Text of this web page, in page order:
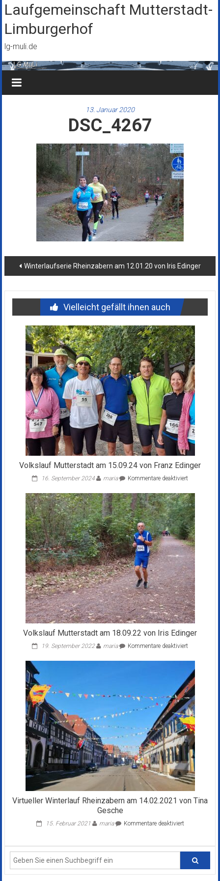
Zum
Inhalt
springen
Laufgemeinschaft Mutterstadt-
Limburgerhof
lg-muli.de
13. Januar 2020
DSC_4267
Beitragsnavigation
Winterlaufserie Rheinzabern am 12.01.20 von Iris Edinger
Vielleicht gefällt ihnen auch
Volkslauf Mutterstadt am 15.09.24 von Franz Edinger
16. September 2024 maria Kommentare deaktiviertfür
Mutterstadt
am
15.09.24
von
Franz
Edinger
Volkslauf Mutterstadt am 18.09.22 von Iris Edinger
19. September 2022 maria Kommentare deaktiviertfür
am
18.09.22
von
Iris
Edinger
Virtueller Winterlauf Rheinzabern am 14.02.2021 von Tina
Gesche
15. Februar 2021 maria Kommentare deaktiviertfür
von